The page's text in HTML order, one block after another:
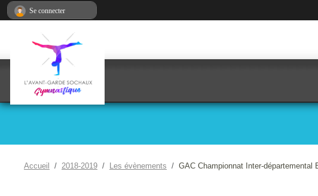
Accueil 2018-2019 Les évènements GAC Championnat Inter-départemental
Se connecter
Panneau de gestion des cookies